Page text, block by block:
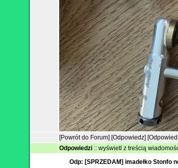
[Powrót do Forum] [Odpowiedz]
Odpowiedzi :: wyświetl z treścią
Odp: [SPRZEDAM] imadełko Stonfo